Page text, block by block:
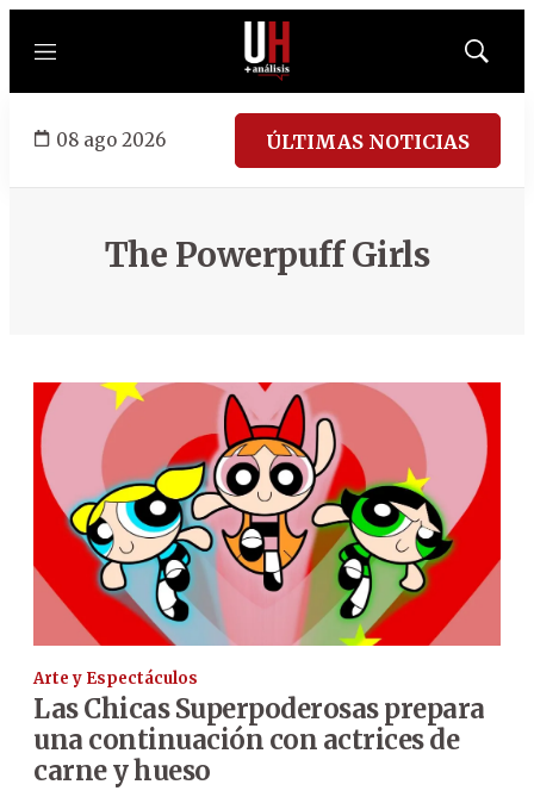
Menú
Mostrar
08 ago 2026 ÚLTIMAS NOTICIAS
The Powerpuff Girls
Arte y Espectáculos
Las Chicas Superpoderosas prepara
una continuación con actrices de
carne y hueso